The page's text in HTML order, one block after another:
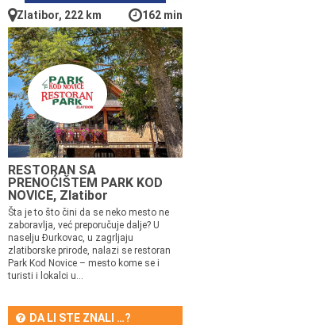
Zlatibor, 222 km 162 min
RESTORAN SA
PRENOĆIŠTEM PARK KOD
NOVICE, Zlatibor
Šta je to što čini da se neko mesto ne
zaboravlja, već preporučuje dalje? U
naselju Đurkovac, u zagrljaju
zlatiborske prirode, nalazi se restoran
Park Kod Novice – mesto kome se i
turisti i lokalci u...
DA LI STE ZNALI …?